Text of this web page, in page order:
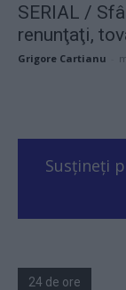
SERIAL /
renunţaţi,
Grigore Cartianu
Susțineți
24 de ore